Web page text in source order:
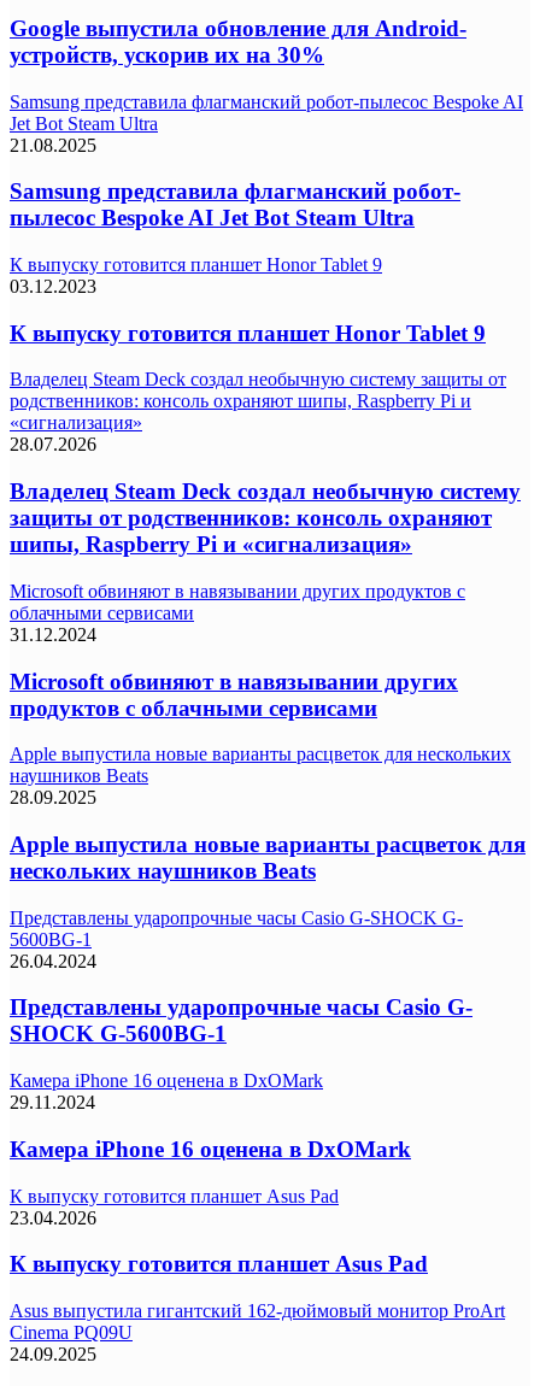
Google выпустила обновление для Android-
устройств, ускорив их на 30%
Samsung представила флагманский робот-пылесос Bespoke AI
Jet Bot Steam Ultra
21.08.2025
Samsung представила флагманский робот-
пылесос Bespoke AI Jet Bot Steam Ultra
К выпуску готовится планшет Honor Tablet 9
03.12.2023
К выпуску готовится планшет Honor Tablet 9
Владелец Steam Deck создал необычную систему защиты от
родственников: консоль охраняют шипы, Raspberry Pi и
«сигнализация»
28.07.2026
Владелец Steam Deck создал необычную систему
защиты от родственников: консоль охраняют
шипы, Raspberry Pi и «сигнализация»
Microsoft обвиняют в навязывании других продуктов с
облачными сервисами
31.12.2024
Microsoft обвиняют в навязывании других
продуктов с облачными сервисами
Apple выпустила новые варианты расцветок для нескольких
наушников Beats
28.09.2025
Apple выпустила новые варианты расцветок для
нескольких наушников Beats
Представлены ударопрочные часы Casio G-SHOCK G-
5600BG-1
26.04.2024
Представлены ударопрочные часы Casio G-
SHOCK G-5600BG-1
Камера iPhone 16 оценена в DxOMark
29.11.2024
Камера iPhone 16 оценена в DxOMark
К выпуску готовится планшет Asus Pad
23.04.2026
К выпуску готовится планшет Asus Pad
Asus выпустила гигантский 162-дюймовый монитор ProArt
Cinema PQ09U
24.09.2025